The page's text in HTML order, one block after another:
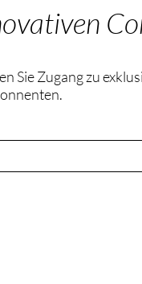
Sie Zugang zu